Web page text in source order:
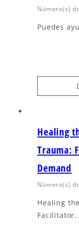
Número(s)
Puedes
Healing
Trauma:
Demand
Número(s)
Healing